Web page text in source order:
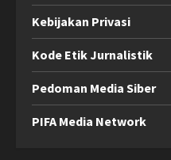
Kebijakan Privasi
Kode Etik Jurnalistik
Pedoman Media Siber
PIFA Media Network